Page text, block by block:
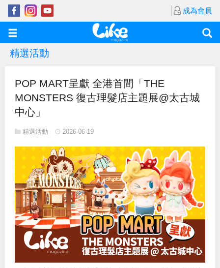
成為會員
精選活動
POP MART呈獻 全港首間「THE
MONSTERS 復古理髮店主題展@太古城
中心」
精選活動 2026-06-19